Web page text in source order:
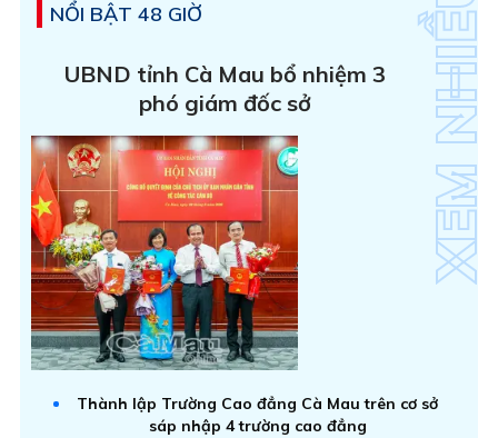
NỔI BẬT 48 GIỜ
UBND tỉnh Cà Mau bổ nhiệm 3
phó giám đốc sở
Thành lập Trường Cao đẳng Cà Mau trên cơ sở
sáp nhập 4 trường cao đẳng